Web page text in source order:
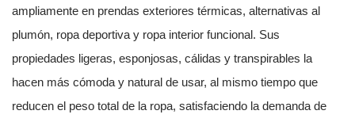
ampliamente en prendas exteriores térmicas, alternativas al
plumón, ropa deportiva y ropa interior funcional. Sus
propiedades ligeras, esponjosas, cálidas y transpirables la
hacen más cómoda y natural de usar, al mismo tiempo que
reducen el peso total de la ropa, satisfaciendo la demanda de